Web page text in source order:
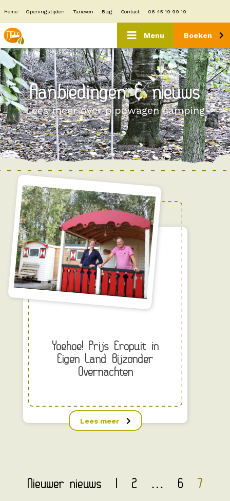
06 45 19 99 19
Home Openingstijden Tarieven Blog Contact
Menu Boeken
Aanbiedingen & nieuws
Lees meer over pipowagen camping
Yoehoe! Prijs Eropuit in
Eigen Land Bijzonder
Overnachten
Lees meer
Nieuwer nieuws 2 … 6 7